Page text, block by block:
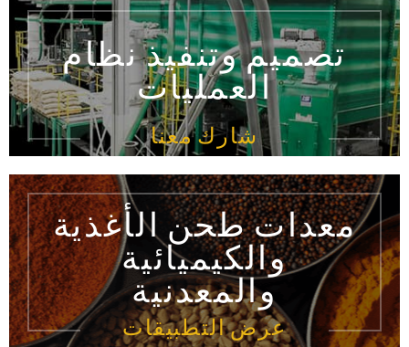
تصميم وتنفيذ نظام
العمليات
شارك معنا
معدات طحن الأغذية
والكيميائية
والمعدنية
عرض التطبيقات